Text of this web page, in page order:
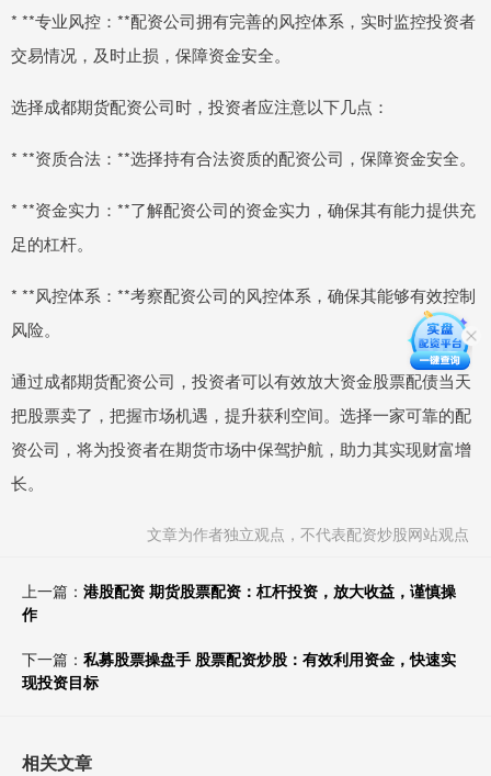
* **专业风控：**配资公司拥有完善的风控体系，实时监控投资者
交易情况，及时止损，保障资金安全。
选择成都期货配资公司时，投资者应注意以下几点：
* **资质合法：**选择持有合法资质的配资公司，保障资金安全。
* **资金实力：**了解配资公司的资金实力，确保其有能力提供充
足的杠杆。
* **风控体系：**考察配资公司的风控体系，确保其能够有效控制
风险。
通过成都期货配资公司，投资者可以有效放大资金股票配债当天
把股票卖了，把握市场机遇，提升获利空间。选择一家可靠的配
资公司，将为投资者在期货市场中保驾护航，助力其实现财富增
长。
文章为作者独立观点，不代表配资炒股网站观点
上一篇： 港股配资 期货股票配资：杠杆投资，放大收益，谨慎操
作
下一篇： 私募股票操盘手 股票配资炒股：有效利用资金，快速实
现投资目标
相关文章